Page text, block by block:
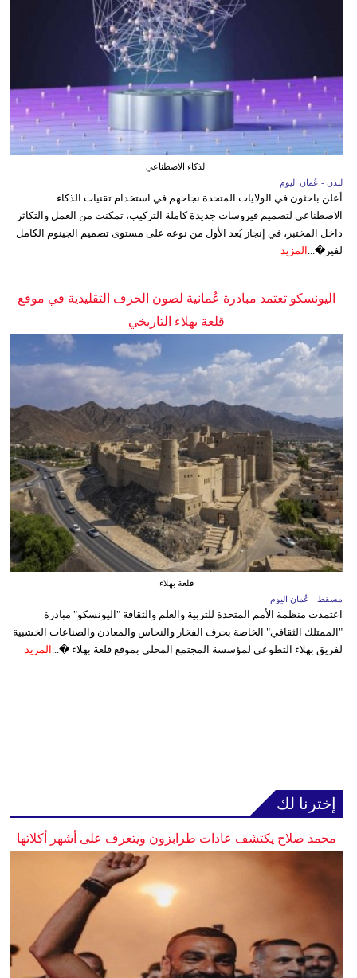
الذكاء الاصطناعي
لندن - عُمان اليوم
أعلن باحثون في الولايات المتحدة نجاحهم في استخدام تقنيات الذكاء
الاصطناعي لتصميم فيروسات جديدة كاملة التركيب، تمكنت من العمل والتكاثر
داخل المختبر، في إنجاز يُعد الأول من نوعه على مستوى تصميم الجينوم الكامل
لفير�...
المزيد
اليونسكو تعتمد مبادرة عُمانية لصون الحرف التقليدية في موقع
قلعة بهلاء التاريخي
قلعة بهلاء
مسقط - عُمان اليوم
اعتمدت منظمة الأمم المتحدة للتربية والعلم والثقافة "اليونسكو" مبادرة
"الممتلك الثقافي" الخاصة بحرف الفخار والنحاس والمعادن والصناعات الخشبية
لفريق بهلاء التطوعي لمؤسسة المجتمع المحلي بموقع قلعة بهلاء �... المزيد
إخترنا لك
محمد صلاح يكتشف عادات طرابزون ويتعرف على أشهر أكلاتها